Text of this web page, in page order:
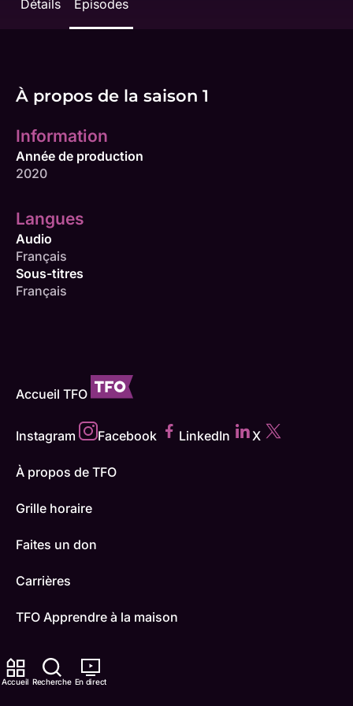
Accueil Recherche En direct
Détails Épisodes
À propos de la saison 1
Information
Année de production
2020
Langues
Audio
Français
Sous-titres
Français
Accueil TFO
Instagram Facebook LinkedIn X
À propos de TFO
Grille horaire
Faites un don
Carrières
TFO Apprendre à la maison
Contactez-nous